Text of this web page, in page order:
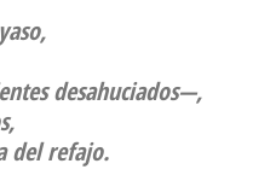
desahuciados—,
del refajo.